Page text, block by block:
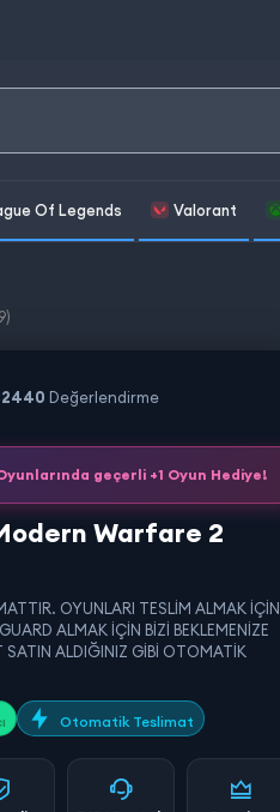
Of Legends Valorant
Değerlendirme
geçerli +1 Oyun Hediye!
Warfare 2
OYUNLARI TESLİM ALMAK İÇİN
ALMAK İÇİN BİZİ BEKLEMENİZE
SATIN ALDIĞINIZ GİBİ OTOMATİK
Otomatik Teslimat